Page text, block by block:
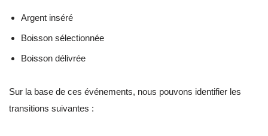
Argent inséré
Boisson sélectionnée
Boisson délivrée
Sur la base de ces événements, nous pouvons identifier les
transitions suivantes :